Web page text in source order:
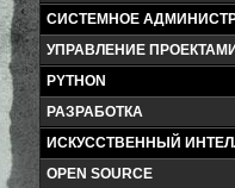
СИСТЕМНОЕ
УПРАВЛЕНИЕ ПРОЕКТАМИ
PYTHON
РАЗРАБОТКА
ИСКУССТВЕННЫЙ
OPEN SOURCE